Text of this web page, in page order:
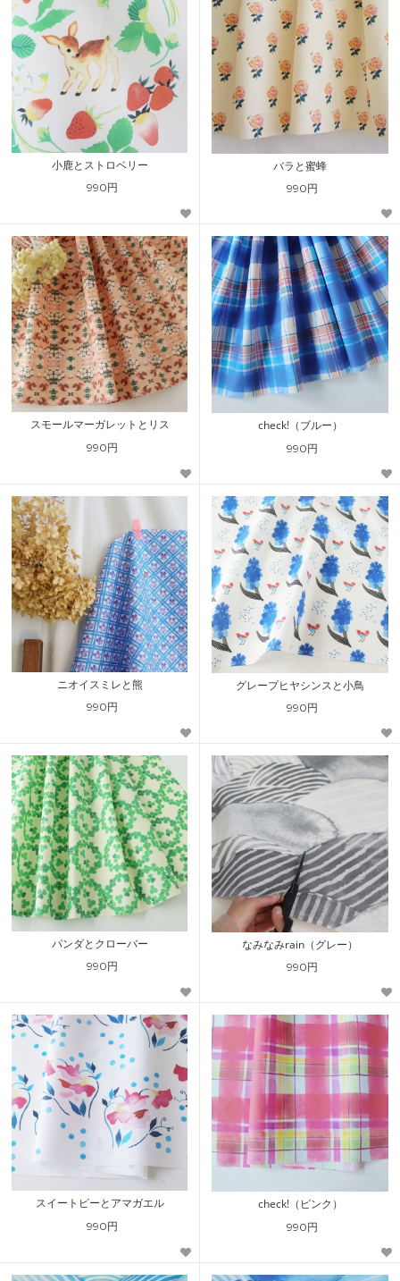
小鹿とストロベリー
990円
バラと蜜蜂
990円
スモールマーガレットとリス
990円
check!（ブルー）
990円
ニオイスミレと熊
990円
グレープヒヤシンスと小鳥
990円
パンダとクローバー
990円
なみなみrain（グレー）
990円
スイートピーとアマガエル
990円
check!（ピンク）
990円